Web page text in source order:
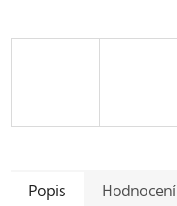
Popis Hodnocení